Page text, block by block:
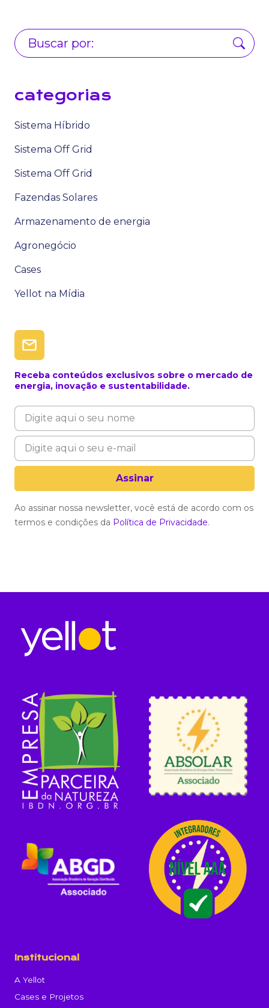
categorias
Sistema Híbrido
Sistema Off Grid
Sistema Off Grid
Fazendas Solares
Armazenamento de energia
Agronegócio
Cases
Yellot na Mídia
Receba conteúdos exclusivos sobre o mercado de
energia, inovação e sustentabilidade.
Ao assinar nossa newsletter, você está de acordo com os
termos e condições da Política de Privacidade.
Institucional
A Yellot
Cases e Projetos